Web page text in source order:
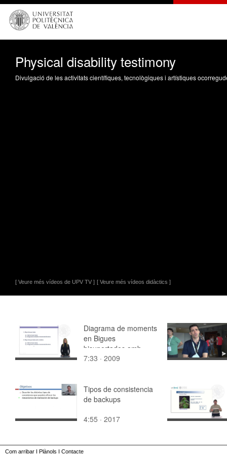
Physical disability testimony
Divulgació de les activitats científiques, tecnològiques i artístiques
[ Veure més vídeos de UPV TV ] [ Veure més vídeos didàctics ]
Diagrama de moments
en Bigues
bisuportades amb
volades
7:33 · 2009
Tipos de consistencia
de backups
4:55 · 2017
Com arribar I Plànols I Contacte